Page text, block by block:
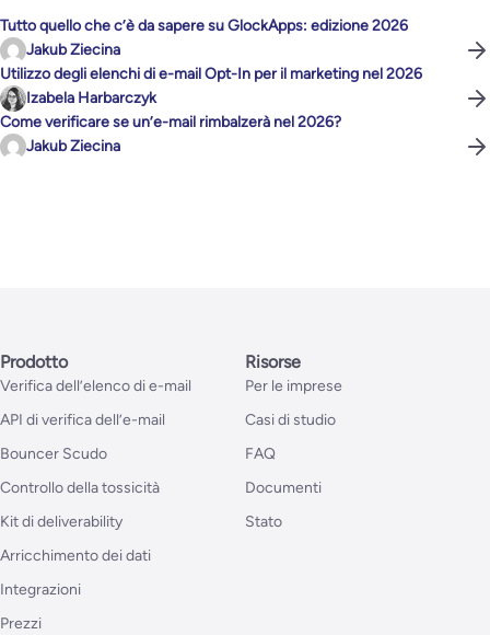
Tutto quello che c’è da sapere su GlockApps: edizione 2026
Jakub Ziecina
Utilizzo degli elenchi di e-mail Opt-In per il marketing nel 2026
Izabela Harbarczyk
Come verificare se un’e-mail rimbalzerà nel 2026?
Jakub Ziecina
Prodotto
Verifica dell’elenco di e-mail
API di verifica dell’e-mail
Bouncer Scudo
Controllo della tossicità
Kit di deliverability
Arricchimento dei dati
Integrazioni
Prezzi
Risorse
Per le imprese
Casi di studio
FAQ
Documenti
Stato